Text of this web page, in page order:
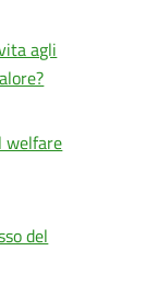
agli
welfare
del